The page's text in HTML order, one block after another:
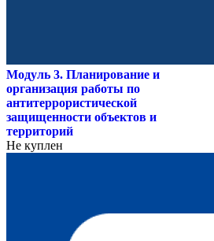
Модуль 3. Планирование и
организация работы по
антитеррористической
защищенности объектов и
территорий
Не куплен